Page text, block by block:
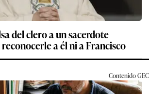
del clero a un sacerdote
a él ni a Francisco
ContenidoGEC